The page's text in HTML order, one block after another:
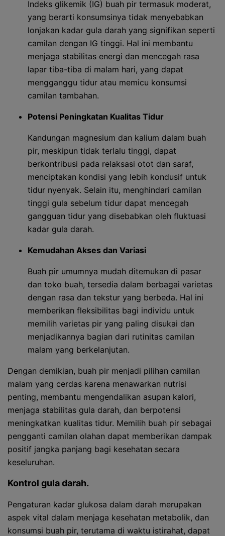
Indeks glikemik (IG) buah pir termasuk moderat,
yang berarti konsumsinya tidak menyebabkan
lonjakan kadar gula darah yang signifikan seperti
camilan dengan IG tinggi. Hal ini membantu
menjaga stabilitas energi dan mencegah rasa
lapar tiba-tiba di malam hari, yang dapat
mengganggu tidur atau memicu konsumsi
camilan tambahan.
Potensi Peningkatan Kualitas Tidur
Kandungan magnesium dan kalium dalam buah
pir, meskipun tidak terlalu tinggi, dapat
berkontribusi pada relaksasi otot dan saraf,
menciptakan kondisi yang lebih kondusif untuk
tidur nyenyak. Selain itu, menghindari camilan
tinggi gula sebelum tidur dapat mencegah
gangguan tidur yang disebabkan oleh fluktuasi
kadar gula darah.
Kemudahan Akses dan Variasi
Buah pir umumnya mudah ditemukan di pasar
dan toko buah, tersedia dalam berbagai varietas
dengan rasa dan tekstur yang berbeda. Hal ini
memberikan fleksibilitas bagi individu untuk
memilih varietas pir yang paling disukai dan
menjadikannya bagian dari rutinitas camilan
malam yang berkelanjutan.
Dengan demikian, buah pir menjadi pilihan camilan
malam yang cerdas karena menawarkan nutrisi
penting, membantu mengendalikan asupan kalori,
menjaga stabilitas gula darah, dan berpotensi
meningkatkan kualitas tidur. Memilih buah pir sebagai
pengganti camilan olahan dapat memberikan dampak
positif jangka panjang bagi kesehatan secara
keseluruhan.
Kontrol gula darah.
Pengaturan kadar glukosa dalam darah merupakan
aspek vital dalam menjaga kesehatan metabolik, dan
konsumsi buah pir, terutama di waktu istirahat, dapat